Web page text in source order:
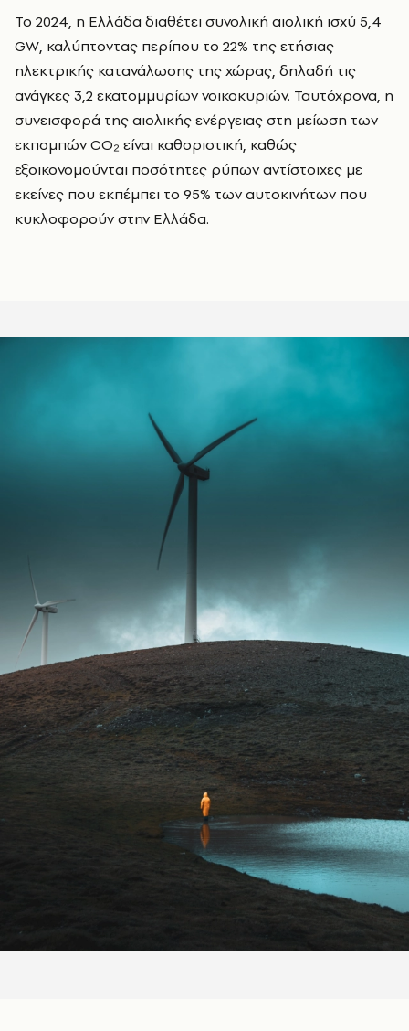
Το 2024, η Ελλάδα διαθέτει συνολική αιολική ισχύ 5,4
GW, καλύπτοντας περίπου το 22% της ετήσιας
ηλεκτρικής κατανάλωσης της χώρας, δηλαδή τις
ανάγκες 3,2 εκατομμυρίων νοικοκυριών. Ταυτόχρονα, η
συνεισφορά της αιολικής ενέργειας στη μείωση των
εκπομπών CO₂ είναι καθοριστική, καθώς
εξοικονομούνται ποσότητες ρύπων αντίστοιχες με
εκείνες που εκπέμπει το 95% των αυτοκινήτων που
κυκλοφορούν στην Ελλάδα.